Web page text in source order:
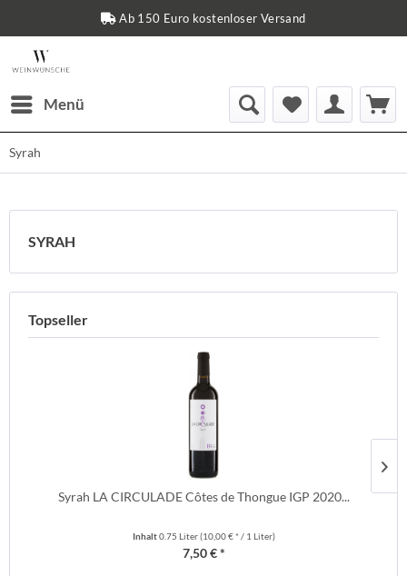
Ab 150 Euro kostenloser Versand
Menü
Syrah
SYRAH
Topseller
Syrah LA CIRCULADE Côtes de Thongue IGP 2020...
Inhalt0.75 Liter(10,00 € * / 1 Liter)
7,50 € *